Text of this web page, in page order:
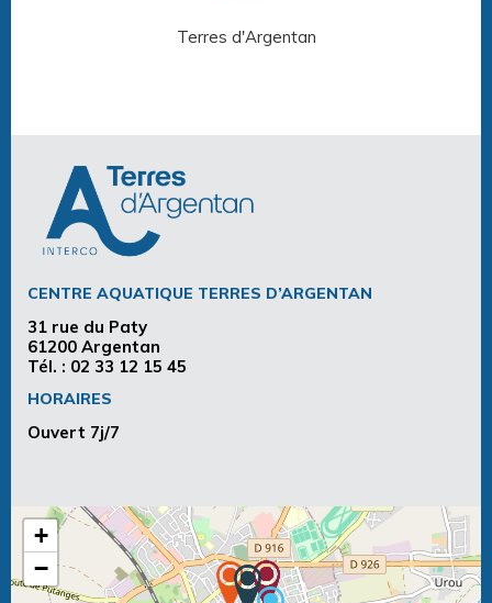
Terres d'Argentan
CENTRE AQUATIQUE TERRES D’ARGENTAN
31 rue du Paty
61200 Argentan
Tél. : 02 33 12 15 45
HORAIRES
Ouvert 7j/7
+
−